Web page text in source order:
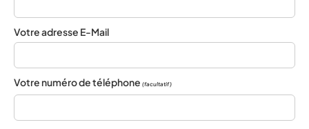
Votre adresse E-Mail
Votre numéro de téléphone (facultatif)